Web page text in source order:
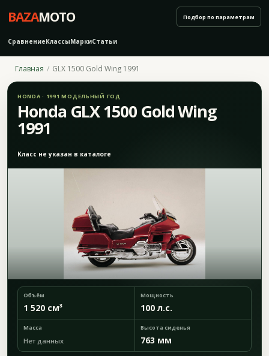
BAZAMOTO
СравнениеКлассыМаркиСтатьи
Подбор по параметрам
Главная GLX 1500 Gold Wing 1991
HONDA · 1991 МОДЕЛЬНЫЙ ГОД
Honda GLX 1500 Gold Wing
1991
Класс не указан в каталоге
Объём
1 520 см³
Мощность
100 л.с.
Масса
Нет данных
Высота сиденья
763 мм